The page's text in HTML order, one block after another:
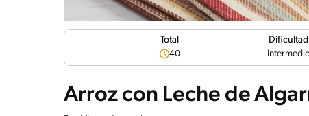
Total
40
Dificultad
Arroz con Leche de